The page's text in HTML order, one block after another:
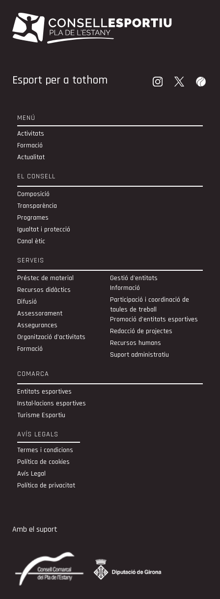
Esport per a tothom
MENÚ
Activitats
Formació
Actualitat
EL CONSELL
Composició
Transparència
Programes
Igualtat i protecció
Canal ètic
SERVEIS
Préstec de material
Recursos didàctics
Difusió
Assessorament
Assegurances
Organització d’activitats
Formació
Gestió d'entitats
Informació
Participació i coordinació de
taules de treball
Promoció d'entitats esportives
Redacció de projectes
Recursos humans
Suport administratiu
COMARCA
Entitats esportives
Instal·lacions esportives
Turisme Esportiu
AVÍS LEGALS
Termes i condicions
Política de cookies
Avís Legal
Política de privacitat
Amb el suport